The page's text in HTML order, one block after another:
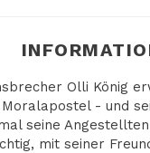
Olli König
- und
seine
mit seiner